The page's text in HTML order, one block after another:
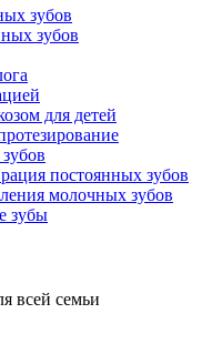
зубов
зубов
для детей
постоянных зубов
молочных зубов
зубы
всей семьи